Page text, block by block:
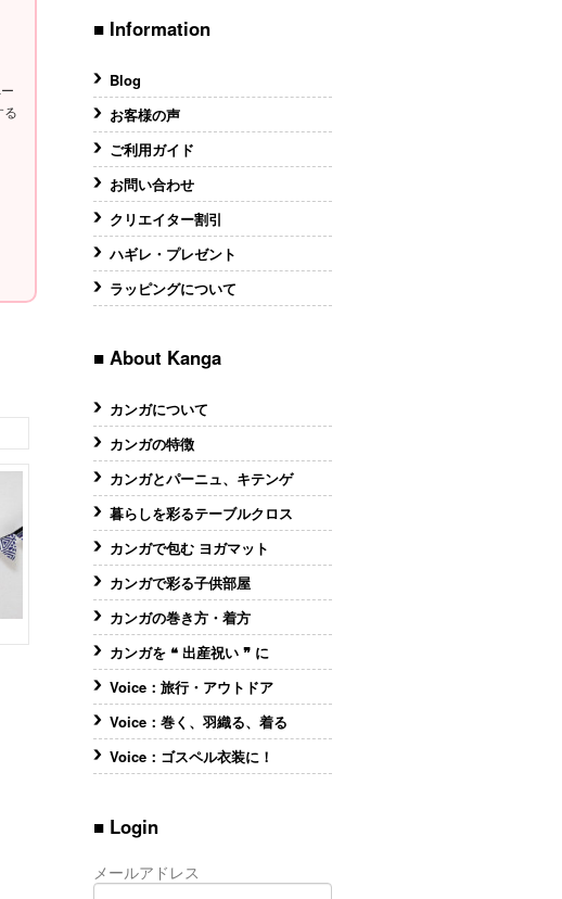
る
■ Information
Blog
お客様の声
ご利用ガイド
お問い合わせ
クリエイター割引
ハギレ・プレゼント
ラッピングについて
■ About Kanga
カンガについて
カンガの特徴
カンガとパーニュ、キテンゲ
暮らしを彩るテーブルクロス
カンガで包む ヨガマット
カンガで彩る子供部屋
カンガの巻き方・着方
カンガを ❝ 出産祝い ❞ に
Voice：旅行・アウトドア
Voice：巻く、羽織る、着る
Voice：ゴスペル衣装に！
■ Login
メールアドレス